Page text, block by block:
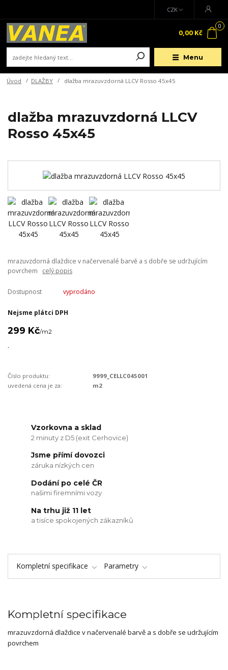
Menu
CZK
0
0,00 Kč
Úvod DLAŽBY dlažba mrazuvzdorná LLCV Rosso 45x45
dlažba mrazuvzdorná LLCV
Rosso 45x45
mrazuvzdorná dlaždice v načervenalé barvě a s dobře se udržujícím
povrchem celý popis
Dostupnost vyprodáno
Nejsme plátci DPH
299 Kč/m2
.
Číslo produktu:
9999_CELLC045001
uvedená cena je za:
m2
Vzorkovna a sklad
2 minuty z D5 (exit Cerhovice)
Jsme přímí dovozci
záruka nízkých cen
Dodání po celé ČR
našimi firemními vozy
Na trhu již 11 let
a tisíce spokojených zákazníků
Kompletní specifikace Parametry
Kompletní specifikace
mrazuvzdorná dlaždice v načervenalé barvě a s dobře se udržujícím
povrchem